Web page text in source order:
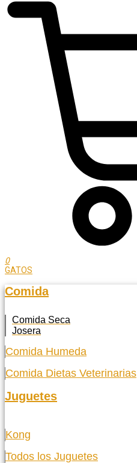
0
GATOS
Comida
Comida Seca
Josera
Comida Humeda
Comida Dietas Veterinarias
Juguetes
Kong
Todos los Juguetes